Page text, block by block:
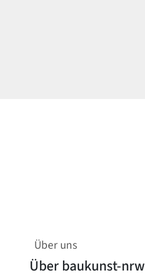
Über uns
Über baukunst-nrw